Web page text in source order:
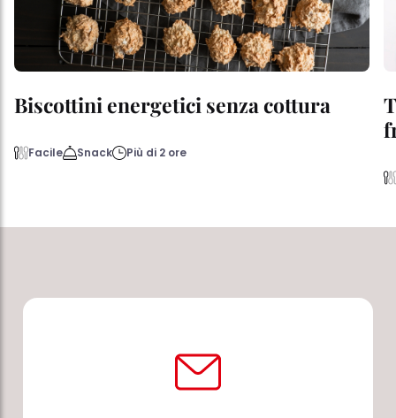
Biscottini energetici senza cottura
Facile Snack Più di 2 ore